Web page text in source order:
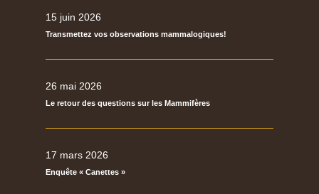
15 juin 2026
Transmettez vos observations mammalogiques!
26 mai 2026
Le retour des questions sur les Mammifères
17 mars 2026
Enquête « Canettes »